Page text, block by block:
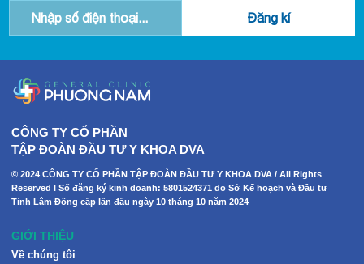
CÔNG TY CỔ PHẦN
TẬP ĐOÀN ĐẦU TƯ Y KHOA DVA
© 2024 CÔNG TY CỔ PHẦN TẬP ĐOÀN ĐẦU TƯ Y KHOA DVA / All Rights
Reserved I Số đăng ký kinh doanh: 5801524371 do Sở Kế hoạch và Đầu tư
Tỉnh Lâm Đồng cấp lần đầu ngày 10 tháng 10 năm 2024
GIỚI THIỆU
Về chúng tôi